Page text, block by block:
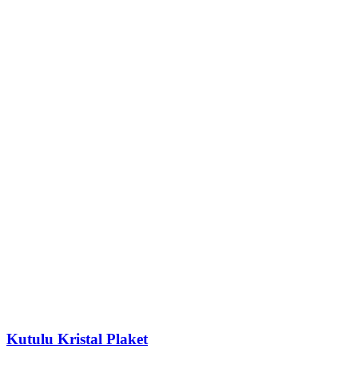
Kutulu Kristal Plaket